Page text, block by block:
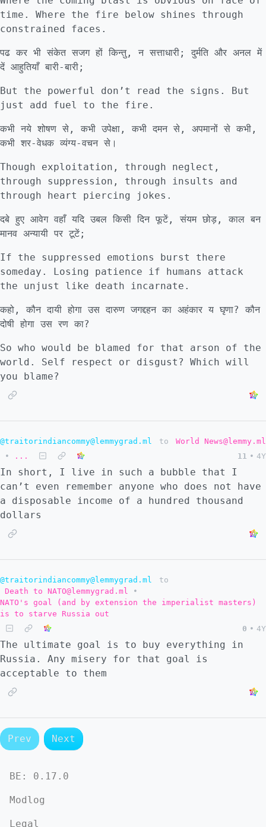
time. Where the fire below shines through
constrained faces.
पढ कर भी संकेत सजग हों किन्तु, न सत्ताधारी; दुर्मति और अनल में
दें आहुतियाँ बारी-बारी;
But the powerful don’t read the signs. But
just add fuel to the fire.
कभी नये शोषण से, कभी उपेक्षा, कभी दमन से, अपमानों से कभी,
कभी शर-वेधक व्यंग्य-वचन से।
Though exploitation, through neglect,
through suppression, through insults and
through heart piercing jokes.
दबे हुए आवेग वहाँ यदि उबल किसी दिन फूटें, संयम छोड़, काल बन
मानव अन्यायी पर टूटें;
If the suppressed emotions burst there
someday. Losing patience if humans attack
the unjust like death incarnate.
कहो, कौन दायी होगा उस दारुण जगद्दहन का अहंकार य घृणा? कौन
दोषी होगा उस रण का?
So who would be blamed for that arson of the
world. Self respect or disgust? Which will
you blame?
@traitorindiancommy@lemmygrad.ml to
World News@lemmy.ml
•
... 11 • 4Y
In short, I live in such a bubble that I
can’t even remember anyone who does not have
a disposable income of a hundred thousand
dollars
@traitorindiancommy@lemmygrad.ml
to
Death to NATO@lemmygrad.ml
•
NATO's goal (and by extension the imperialist masters)
is to starve Russia out
0 • 4Y
The ultimate goal is to buy everything in
Russia. Any misery for that goal is
acceptable to them
Prev Next
BE: 0.17.0
Modlog
Legal